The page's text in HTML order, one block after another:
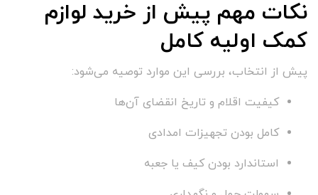
نکات مهم پیش از خرید لوازم
کمک اولیه کامل
پیش از انتخاب، بررسی این موارد توصیه می‌شود:
کیفیت اقلام و تاریخ انقضای آن‌ها
کامل بودن تجهیزات امدادی
استاندارد بودن کیف یا جعبه